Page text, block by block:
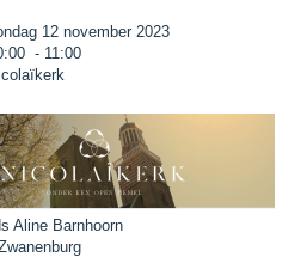
12 november 2023
- 11:00
Aline Barnhoorn